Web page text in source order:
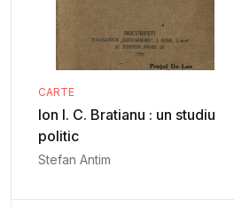
CARTE
Ion I. C. Bratianu : un studiu
politic
Stefan Antim